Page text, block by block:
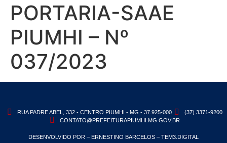
PORTARIA-SAAE
PIUMHI – Nº
037/2023
RUA PADRE ABEL, 332 - CENTRO PIUMHI - MG - 37.925-000
(37) 3371-9200
CONTATO@PREFEITURAPIUMHI.MG.GOV.BR
DESENVOLVIDO POR – ERNESTINO BARCELOS – TEM3.DIGITAL